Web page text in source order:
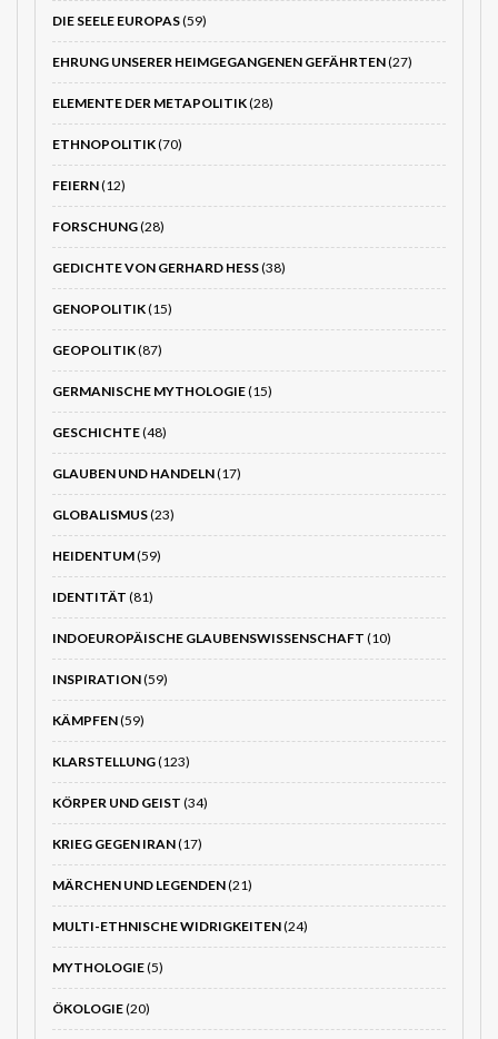
DIE SEELE EUROPAS(59)
EHRUNG UNSERER HEIMGEGANGENEN GEFÄHRTEN(27)
ELEMENTE DER METAPOLITIK(28)
ETHNOPOLITIK(70)
FEIERN(12)
FORSCHUNG(28)
GEDICHTE VON GERHARD HESS(38)
GENOPOLITIK(15)
GEOPOLITIK(87)
GERMANISCHE MYTHOLOGIE(15)
GESCHICHTE(48)
GLAUBEN UND HANDELN(17)
GLOBALISMUS(23)
HEIDENTUM(59)
IDENTITÄT (81)
INDOEUROPÄISCHE GLAUBENSWISSENSCHAFT (10)
INSPIRATION(59)
KÄMPFEN(59)
KLARSTELLUNG(123)
KÖRPER UND GEIST (34)
KRIEG GEGEN IRAN(17)
MÄRCHEN UND LEGENDEN(21)
MULTI-ETHNISCHE WIDRIGKEITEN(24)
MYTHOLOGIE(5)
ÖKOLOGIE(20)